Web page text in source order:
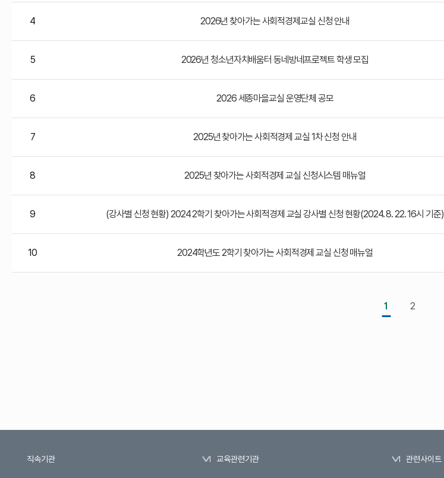
4 2026년 찾아가는 사회적경제교실 신청 안내
5 2026년 청소년자치배움터 동네방네프로젝트 학생 모집
6 2026 세종마을교실 운영단체 공모
7 2025년 찾아가는 사회적경제 교실 1차 신청 안내
8 2025년 찾아가는 사회적경제 교실 신청시스템 매뉴얼
9 (강사별 신청 현황) 2024 2학기 찾아가는 사회적경제 교실 강사별 신청 현황(2024. 8. 22. 16시 기준)
10 2024학년도 2학기 찾아가는 사회적경제 교실 신청 매뉴얼
1 2